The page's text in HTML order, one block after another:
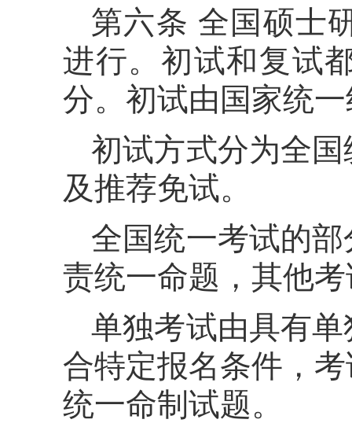
第六条 全国硕士
进行。初试和复试
分。初试由国家统
初试方式分为全
及推荐免试。
全国统一考试的
责统一命题，其他
单独考试由具有
合特定报名条件，
统一命制试题。